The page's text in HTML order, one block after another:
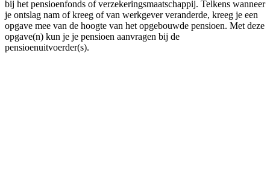
bij het pensioenfonds of verzekeringsmaatschappij. Telkens wanneer
je ontslag nam of kreeg of van werkgever veranderde, kreeg je een
opgave mee van de hoogte van het opgebouwde pensioen. Met deze
opgave(n) kun je je pensioen aanvragen bij de
pensioenuitvoerder(s).